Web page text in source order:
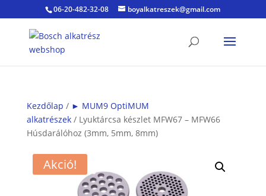
06-20-482-32-08 boyalkatreszek@gmail.com
Kezdőlap / ► MUM9 OptiMUM
alkatrészek/ Lyuktárcsa készlet MFW67 – MFW66
Húsdarálóhoz (3mm, 5mm, 8mm)
Akció!